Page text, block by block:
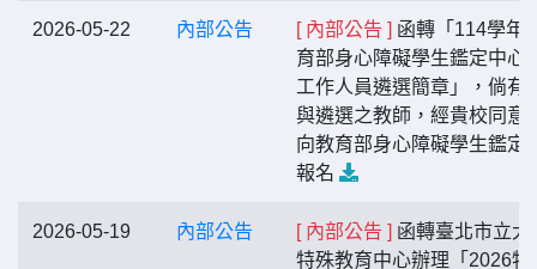
2026-05-22 內部公告 [ 內部公告 ] 函轉「114學年
育部身心障礙學生鑑定中心
工作人員遴選簡章」，倘有
與遴選之教師，經貴校同意
向教育部身心障礙學生鑑定
報名
2026-05-19 內部公告 [ 內部公告 ] 函轉臺北市立大
特殊教育中心辦理「2026特